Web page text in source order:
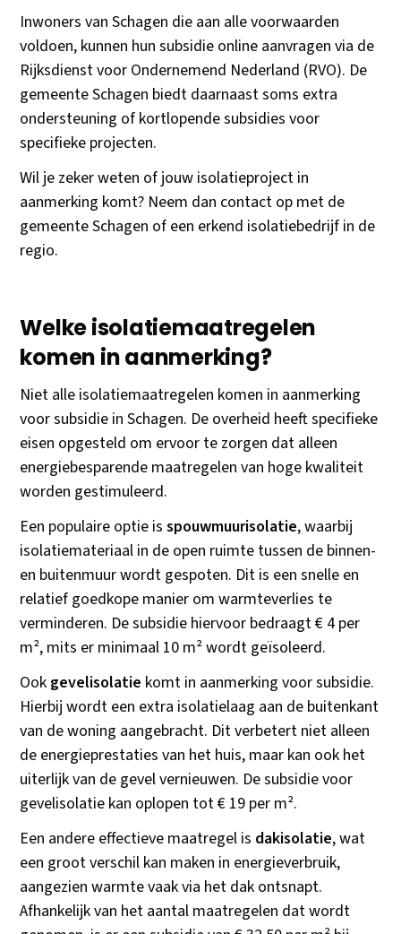
Inwoners van Schagen die aan alle voorwaarden
voldoen, kunnen hun subsidie online aanvragen via de
Rijksdienst voor Ondernemend Nederland (RVO). De
gemeente Schagen biedt daarnaast soms extra
ondersteuning of kortlopende subsidies voor
specifieke projecten.
Wil je zeker weten of jouw isolatieproject in
aanmerking komt? Neem dan contact op met de
gemeente Schagen of een erkend isolatiebedrijf in de
regio.
Welke isolatiemaatregelen
komen in aanmerking?
Niet alle isolatiemaatregelen komen in aanmerking
voor subsidie in Schagen. De overheid heeft specifieke
eisen opgesteld om ervoor te zorgen dat alleen
energiebesparende maatregelen van hoge kwaliteit
worden gestimuleerd.
Een populaire optie isspouwmuurisolatie, waarbij
isolatiemateriaal in de open ruimte tussen de binnen-
en buitenmuur wordt gespoten. Dit is een snelle en
relatief goedkope manier om warmteverlies te
verminderen. De subsidie hiervoor bedraagt € 4 per
m², mits er minimaal 10 m² wordt geïsoleerd.
Ook gevelisolatie komt in aanmerking voor subsidie.
Hierbij wordt een extra isolatielaag aan de buitenkant
van de woning aangebracht. Dit verbetert niet alleen
de energieprestaties van het huis, maar kan ook het
uiterlijk van de gevel vernieuwen. De subsidie voor
gevelisolatie kan oplopen tot € 19 per m².
Een andere effectieve maatregel is dakisolatie, wat
een groot verschil kan maken in energieverbruik,
aangezien warmte vaak via het dak ontsnapt.
Afhankelijk van het aantal maatregelen dat wordt